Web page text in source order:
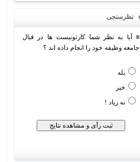
نظرسنجی
≡ آیا به نظر شما کارتونیست ها در قبال
جامعه وظیفه خود را انجام داده اند ؟
بله
خیر
نه زیاد !